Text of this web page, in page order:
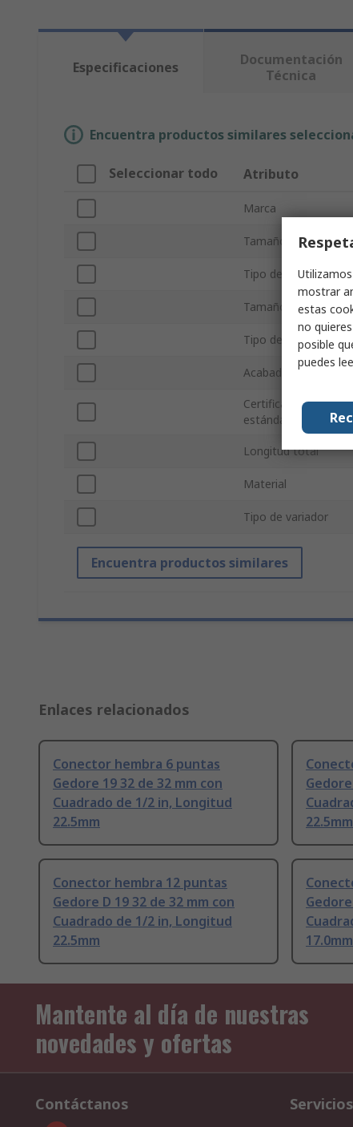
Especificaciones
Documentación
Técnica
Encuentra productos similares
Seleccionar todo Atributo
Marca
Tamaño de vaso
Tipo de producto
Tamaño del
Tipo de vaso
Acabado
Certificaciones y
estándares
Longitud total
Material
Tipo de variador
Encuentra productos similares
Enlaces relacionados
Conector hembra 6 puntas
Gedore 19 32 de 32 mm con
Cuadrado de 1/2 in, Longitud
22.5mm
22.5mm
Conector hembra 12 puntas
Gedore D 19 32 de 32 mm con
Cuadrado de 1/2 in, Longitud
22.5mm
17.0mm
Mantente al día de nuestras
novedades y ofertas
Contáctanos Servicios
mostrar
estas
no
posible
puedes